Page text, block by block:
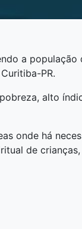
a população
PR.
alto
onde há
de